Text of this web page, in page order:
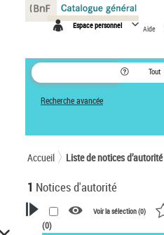
Espace personnel Aide
Tout
Recherche avancée
Accueil Liste de notices d’autorité
1 Notices d'autorité
Voir la sélection (0)
(0)
Panneau de gestion des cookies